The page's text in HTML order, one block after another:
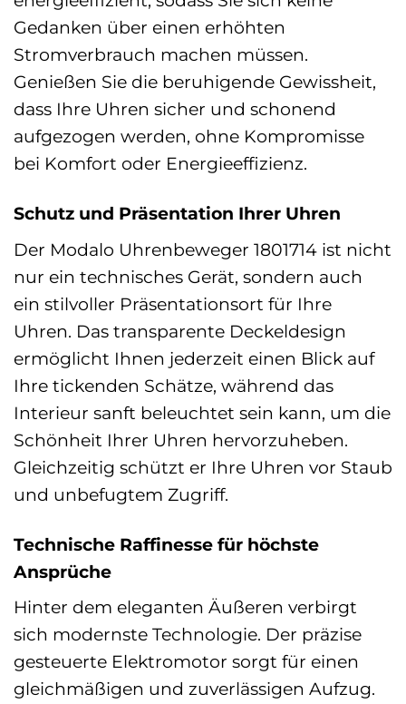
Gedanken über einen erhöhten
Stromverbrauch machen müssen.
Genießen Sie die beruhigende Gewissheit,
dass Ihre Uhren sicher und schonend
aufgezogen werden, ohne Kompromisse
bei Komfort oder Energieeffizienz.
Schutz und Präsentation Ihrer Uhren
Der Modalo Uhrenbeweger 1801714 ist nicht
nur ein technisches Gerät, sondern auch
ein stilvoller Präsentationsort für Ihre
Uhren. Das transparente Deckeldesign
ermöglicht Ihnen jederzeit einen Blick auf
Ihre tickenden Schätze, während das
Interieur sanft beleuchtet sein kann, um die
Schönheit Ihrer Uhren hervorzuheben.
Gleichzeitig schützt er Ihre Uhren vor Staub
und unbefugtem Zugriff.
Technische Raffinesse für höchste
Ansprüche
Hinter dem eleganten Äußeren verbirgt
sich modernste Technologie. Der präzise
gesteuerte Elektromotor sorgt für einen
gleichmäßigen und zuverlässigen Aufzug.